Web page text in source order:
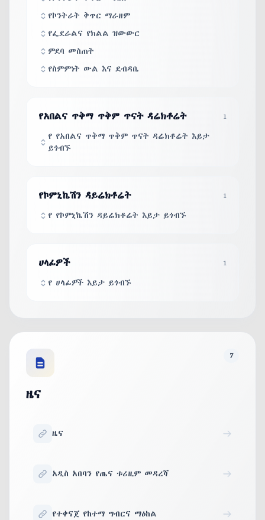
የኮንትራት ቅጥር ማራዘም
የፌደራልና የክልል ዝውውር
ምደባ መስጠት
የስምምነት ውል እና ደብዳቤ
የአበልና ጥቅማ ጥቅም ጥናት ዳሬክቶሬት 1
የ የአበልና ጥቅማ ጥቅም ጥናት ዳሬክቶሬት እይታ
ይጎብኙ
የኮምኒኬሽን ዳይሬክቶሬት 1
የ የኮምኒኬሽን ዳይሬክቶሬት እይታ ይጎብኙ
ሀላፊዎች 1
የ ሀላፊዎች እይታ ይጎብኙ
7
ዜና
ዜና
አዲስ አበባን የጤና ቱሪዚም መዳረሻ
የተቀናጀ የከተማ ግብርና ማዕከል